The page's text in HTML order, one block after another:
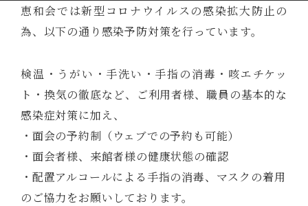
恵和会では新型コロナウイルスの感染拡大防止の
為、以下の通り感染予防対策を行っています。
検温・うがい・手洗い・手指の消毒・咳エチケッ
ト・換気の徹底など、ご利用者様、職員の基本的な
感染症対策に加え、
・面会の予約制（ウェブでの予約も可能）
・面会者様、来館者様の健康状態の確認
・配置アルコールによる手指の消毒、マスクの着用
のご協力をお願いしております。